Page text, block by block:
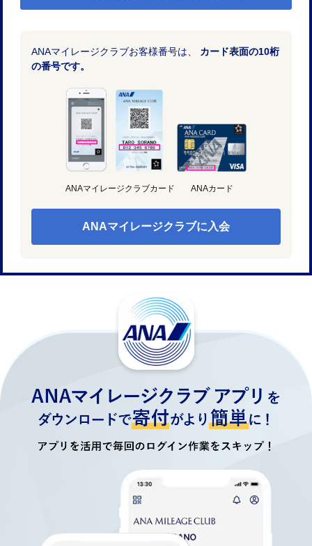
ANAマイレージクラブお客様番号は、 カード表面の10桁
の番号です。
ANAマイレージクラブカード ANAカード
ANAマイレージクラブに入会